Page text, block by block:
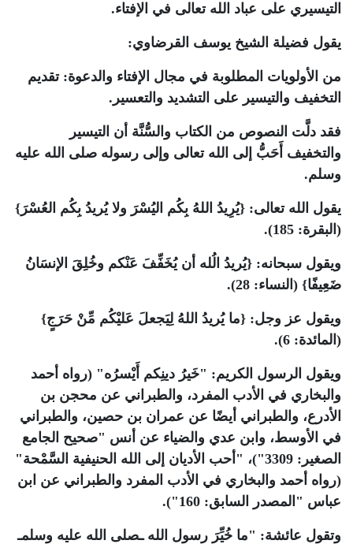
التيسيري على عباد الله تعالى في الإفتاء.
يقول فضيلة الشيخ يوسف القرضاوي:
من الأولويات المطلوبة في مجال الإفتاء والدعوة: تقديم
التخفيف والتيسير على التشديد والتعسير.
فقد دلَّت النصوص من الكتاب والسُّنَّة أن التيسير
والتخفيف أَحَبُّ إلى الله تعالى وإلى رسوله صلى الله عليه
وسلم.
يقول الله تعالى: {يُرِيدُ اللهُ بِكُم اليُسْرَ ولا يُريدُ بِكُم العُسْرَ}
(البقرة: 185).
ويقول سبحانه: {يُريدُ الُله أن يُخَفِّفَ عَنْكم وخُلِقَ الإنسَانُ
ضَعِيفًا} (النساء: 28).
ويقول عز وجل: {ما يُريدُ اللهُ لِيَجعلَ عَليْكُم مِّنْ حَرَجٍ}
(المائدة: 6).
ويقول الرسول الكريم: "خَيرُ دينِكم أَيْسرُه" (رواه أحمد
والبخاري في الأدب المفرد، والطبراني عن محجن بن
الأدرع، والطبراني أيضًا عن عمران بن حصين، والطبراني
في الأوسط، وابن عدي والضياء عن أنس "صحيح الجامع
الصغير: 3309")، "أحب الأديان إلى الله الحنيفية السَّمْحة"
(رواه أحمد والبخاري في الأدب المفرد والطبراني عن ابن
عباس "المصدر السابق: 160").
وتقول عائشة: "ما خُيِّرَ رسول الله ـصلى الله عليه وسلمـ